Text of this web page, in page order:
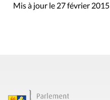
Mis à jour le 27 février 2015